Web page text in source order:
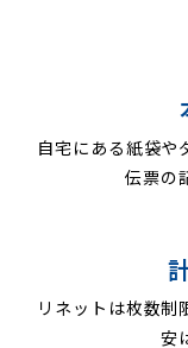
自宅にある紙袋や
伝票の
リネットは枚数制
安